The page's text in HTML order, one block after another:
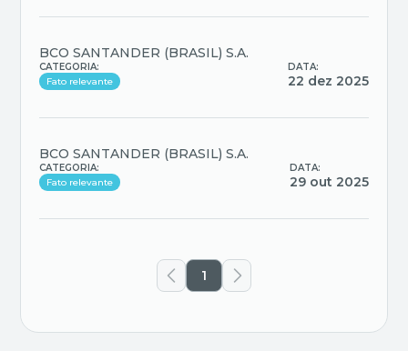
BCO SANTANDER (BRASIL) S.A.
CATEGORIA:
Fato relevante
DATA:
22 dez 2025
BCO SANTANDER (BRASIL) S.A.
CATEGORIA:
Fato relevante
DATA:
29 out 2025
1